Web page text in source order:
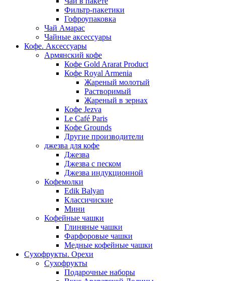
Фильтр-пакетики
Гофроупаковка
Чай Амарас
Чайные аксессуары
Кофе. Аксессуары
Армянский кофе
Кофе Gold Ararat Product
Кофе Royal Armenia
Жареный молотый
Растворимый
Жареный в зернах
Кофе Jezva
Le Café Paris
Кофе Grounds
Другие производители
джезва для кофе
Джезва
Джезва с песком
Джезва индукционной
Кофемолки
Edik Balyan
Классичиские
Мини
Кофейные чашки
Глиняные чашки
Фарфоровые чашки
Медные кофейные чашки
Сухофрукты. Орехи
Сухофрукты
Подарочные наборы